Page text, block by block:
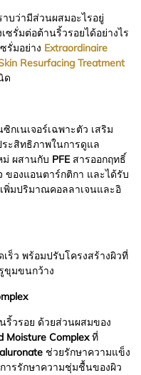
บว่ามีส่วนผสมอะไรอยู่
รั่มต่อต้านริ้วรอยได้อย่างไร
รั่มอย่าง Extraordinaire
Resurfacing Treatment
ด
กเนเจอร์เฉพาะตัว เสริม
ระสิทธิภาพในการดูแล
ม่ ผสานกับ PFEสารออกฤทธิ์
องแอนตาร์กติกา และได้รับ
พิ่มปริมาณคอลลาเจนและอิ
ร็ว พร้อมปรับโครงสร้างผิวที่
ขุมขนกว้าง
วรอย ด้วยส่วนผสมของ
Moisture Complexที่
ช่วยรักษาความแข็ง
ารรักษาความชุ่มชื้นของผิว